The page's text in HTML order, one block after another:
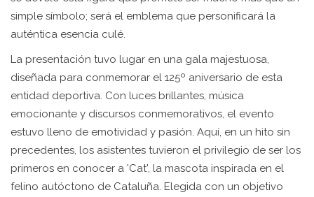
simple símbolo; será el emblema que personificará la
auténtica esencia culé.
La presentación tuvo lugar en una gala majestuosa,
diseñada para conmemorar el 125º aniversario de esta
entidad deportiva. Con luces brillantes, música
emocionante y discursos conmemorativos, el evento
estuvo lleno de emotividad y pasión. Aquí, en un hito sin
precedentes, los asistentes tuvieron el privilegio de ser los
primeros en conocer a 'Cat', la mascota inspirada en el
felino autóctono de Cataluña. Elegida con un objetivo